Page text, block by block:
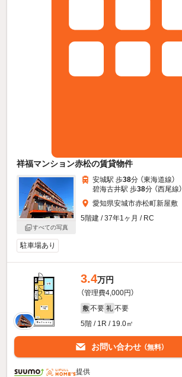
祥福マンション赤松の賃貸物件
すべての写真
安城駅 歩38分 （東海道線）
碧海古井駅 歩38分 （西尾線）
愛知県安城市赤松町新屋敷
5階建 / 37年1ヶ月 / RC
駐車場あり
3.4万円
（管理費4,000円）
敷 不要 礼 不要
5階 / 1R / 19.0㎡
お問い合わせ （無料）
提供